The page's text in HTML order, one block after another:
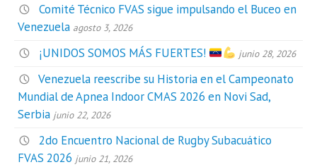
Comité Técnico FVAS sigue impulsando el Buceo en
Venezuela agosto 3, 2026
¡UNIDOS SOMOS MÁS FUERTES! junio 28, 2026
Venezuela reescribe su Historia en el Campeonato
Mundial de Apnea Indoor CMAS 2026 en Novi Sad,
Serbia junio 22, 2026
2do Encuentro Nacional de Rugby Subacuático
FVAS 2026 junio 21, 2026